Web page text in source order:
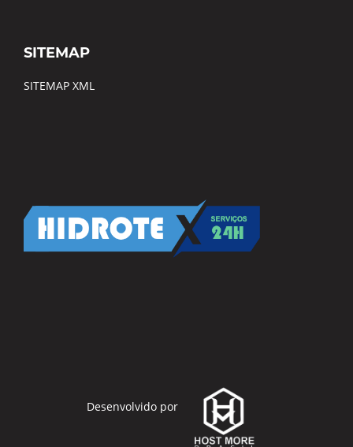
SITEMAP
SITEMAP XML
Desenvolvido por